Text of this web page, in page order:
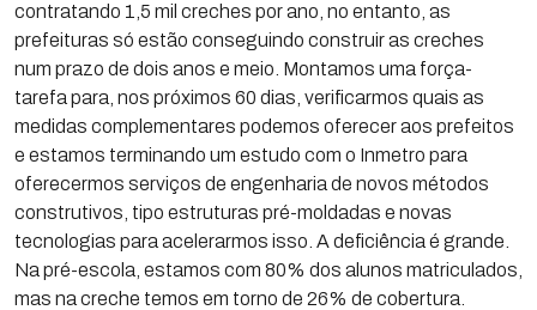
contratando 1,5 mil creches por ano, no entanto, as
prefeituras só estão conseguindo construir as creches
num prazo de dois anos e meio. Montamos uma força-
tarefa para, nos próximos 60 dias, verificarmos quais as
medidas complementares podemos oferecer aos prefeitos
e estamos terminando um estudo com o Inmetro para
oferecermos serviços de engenharia de novos métodos
construtivos, tipo estruturas pré-moldadas e novas
tecnologias para acelerarmos isso. A deficiência é grande.
Na pré-escola, estamos com 80% dos alunos matriculados,
mas na creche temos em torno de 26% de cobertura.